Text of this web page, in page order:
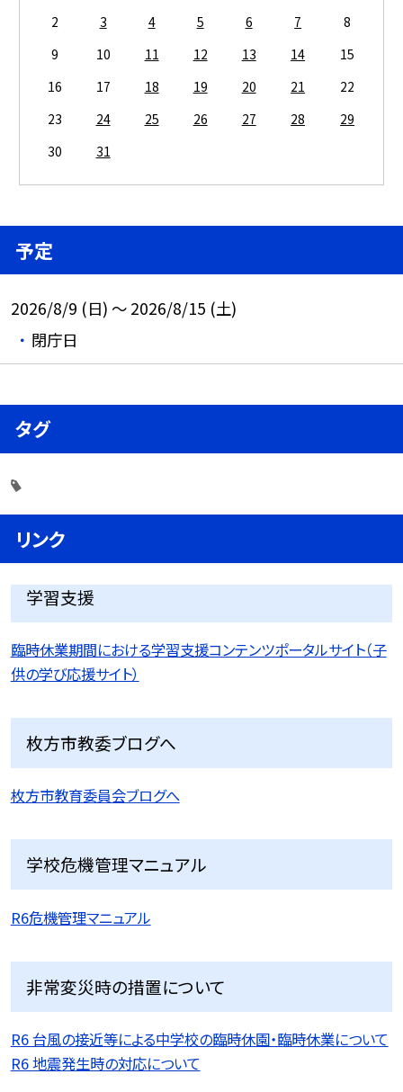
2
3 4 5 6 7
8
9
10 11 12 13 14
15
16
17 18 19 20 21
22
23
24 25 26 27 28
29
30
31
予定
2026/8/9 (日) ～ 2026/8/15 (土)
閉庁日
タグ
リンク
学習支援
臨時休業期間における学習支援コンテンツポータルサイト（子
供の学び応援サイト）
枚方市教委ブログへ
枚方市教育委員会ブログへ
学校危機管理マニュアル
R6危機管理マニュアル
非常変災時の措置について
R6 台風の接近等による中学校の臨時休園・臨時休業について
R6 地震発生時の対応について